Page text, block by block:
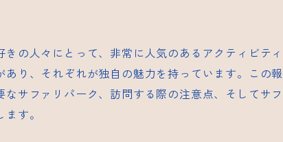
の人々にとって、非常に人気のあるアクティビティ
り、それぞれが独自の魅力を持っています。この報
サファリパーク、訪問する際の注意点、そしてサフ
す。